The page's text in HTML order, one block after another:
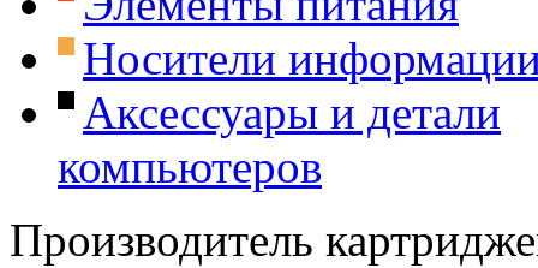
Носители
Аксессуары и детали
компьютеров
Производитель